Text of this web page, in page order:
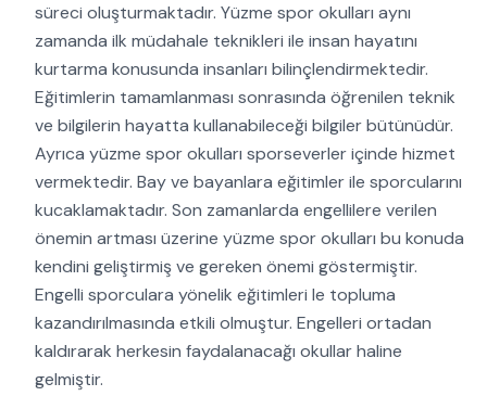
süreci oluşturmaktadır. Yüzme spor okulları aynı
zamanda ilk müdahale teknikleri ile insan hayatını
kurtarma konusunda insanları bilinçlendirmektedir.
Eğitimlerin tamamlanması sonrasında öğrenilen teknik
ve bilgilerin hayatta kullanabileceği bilgiler bütünüdür.
Ayrıca yüzme spor okulları sporseverler içinde hizmet
vermektedir. Bay ve bayanlara eğitimler ile sporcularını
kucaklamaktadır. Son zamanlarda engellilere verilen
önemin artması üzerine yüzme spor okulları bu konuda
kendini geliştirmiş ve gereken önemi göstermiştir.
Engelli sporculara yönelik eğitimleri le topluma
kazandırılmasında etkili olmuştur. Engelleri ortadan
kaldırarak herkesin faydalanacağı okullar haline
gelmiştir.